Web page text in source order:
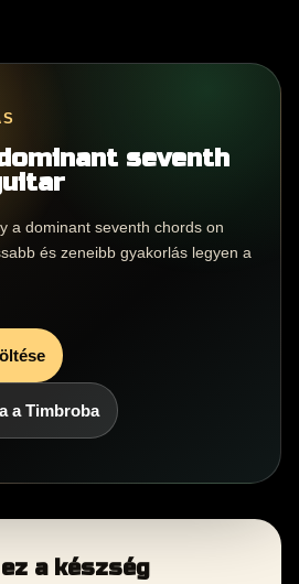
seventh
a dominant seventh chords on
és zeneibb gyakorlás legyen a
a Timbroba
a készség